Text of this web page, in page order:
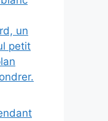
un
petit